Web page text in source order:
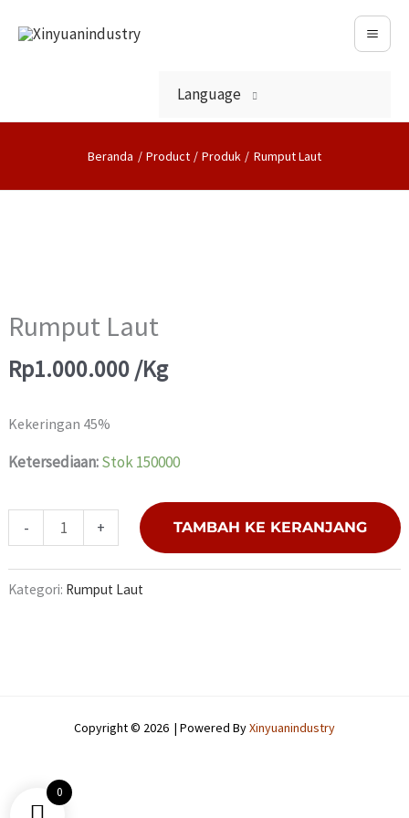
Language
Beranda Product Produk Rumput Laut
Rumput Laut
Rp1.000.000/kg
Kekeringan 45%
Ketersediaan:Stok 150000
-
Laut
+ TAMBAH KE KERANJANG
Kategori: Rumput Laut
Copyright © 2026 | Powered ByXinyuanindustry
0